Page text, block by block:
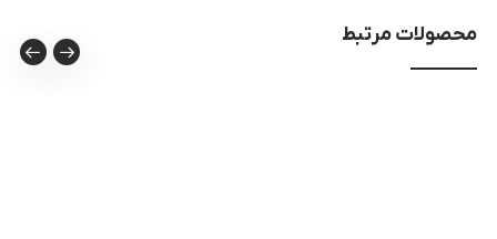
محصولات مرتبط